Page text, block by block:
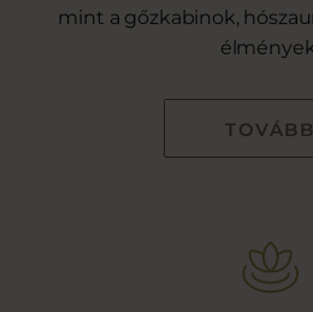
mint a gőzkabinok,
TOVÁBB